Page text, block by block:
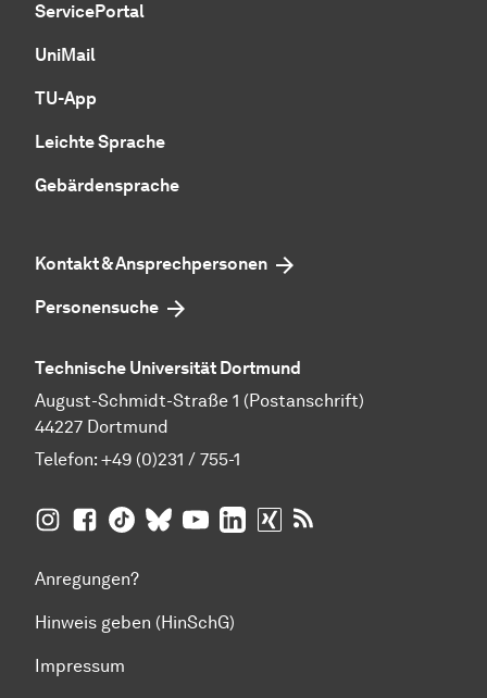
ServicePortal
UniMail
TU-App
Leichte Sprache
Gebärdensprache
Kontakt & Ansprechpersonen
Personensuche
Technische Universität Dortmund
August-Schmidt-Straße 1 (Postanschrift)
44227 Dortmund
Telefon: +49 (0)231 / 755-1
TU Dortmund aufInsta­gram
TU Dortmund auf Facebook
TU Dortmund auf TikTok
TU Dortmund auf BlueSky
TU Dortmund auf YouTube
TU Dortmund auf LinkedIn
TU Dortmund auf XING
Anregungen?
Hinweis geben (HinSchG)
Impressum